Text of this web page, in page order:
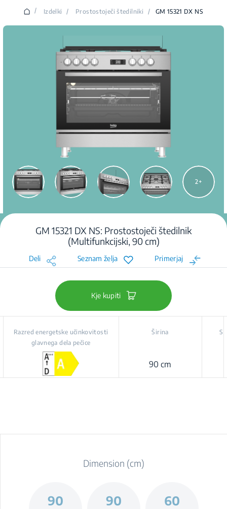
/ Izdelki / Prostostoječi štedilniki / GM 15321 DX NS
2
GM 15321 DX NS: Prostostoječi štedilnik
(Multifunkcijski, 90 cm)
Deli Seznam želja Primerjaj
Kje kupiti
Razred energetske učinkovitosti
glavnega dela pečice
Širina
90 cm
Dimension (cm)
90 90 60